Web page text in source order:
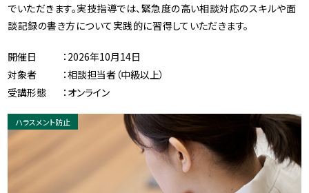
ハラスメント防止
でいただきます。実技指導では、緊急度の高い相談対応のスキルや面
談記録の書き方について実践的に習得していただきます。
開催日
：2026年10月14日
対象者
：相談担当者（中級以上）
受講形態
：オンライン